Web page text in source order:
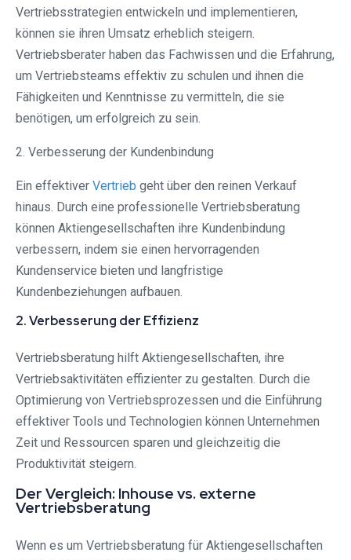
Vertriebsstrategien entwickeln und implementieren,
können sie ihren Umsatz erheblich steigern.
Vertriebsberater haben das Fachwissen und die Erfahrung,
um Vertriebsteams effektiv zu schulen und ihnen die
Fähigkeiten und Kenntnisse zu vermitteln, die sie
benötigen, um erfolgreich zu sein.
2. Verbesserung der Kundenbindung
Ein effektiver Vertrieb geht über den reinen Verkauf
hinaus. Durch eine professionelle Vertriebsberatung
können Aktiengesellschaften ihre Kundenbindung
verbessern, indem sie einen hervorragenden
Kundenservice bieten und langfristige
Kundenbeziehungen aufbauen.
2. Verbesserung der Effizienz
Vertriebsberatung hilft Aktiengesellschaften, ihre
Vertriebsaktivitäten effizienter zu gestalten. Durch die
Optimierung von Vertriebsprozessen und die Einführung
effektiver Tools und Technologien können Unternehmen
Zeit und Ressourcen sparen und gleichzeitig die
Produktivität steigern.
Der Vergleich: Inhouse vs. externe
Vertriebsberatung
Wenn es um Vertriebsberatung für Aktiengesellschaften